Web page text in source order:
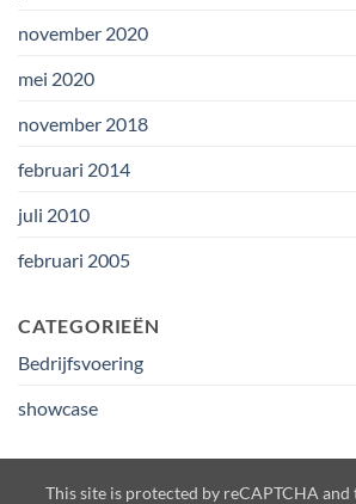
november 2020
mei 2020
november 2018
februari 2014
juli 2010
februari 2005
CATEGORIEËN
Bedrijfsvoering
showcase
This site is protected by reCAPTCHA and